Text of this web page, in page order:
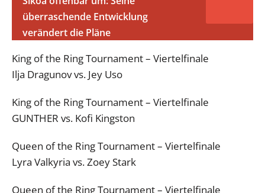
überraschende Entwicklung
verändert die Pläne
King of the Ring Tournament – Viertelfinale
Ilja Dragunov vs. Jey Uso
King of the Ring Tournament – Viertelfinale
GUNTHER vs. Kofi Kingston
Queen of the Ring Tournament – Viertelfinale
Lyra Valkyria vs. Zoey Stark
Queen of the Ring Tournament – Viertelfinale